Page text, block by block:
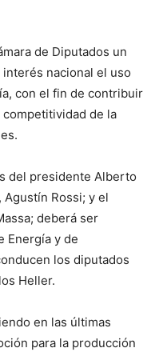
de Diputados un
nacional el uso
con el fin de contribuir
de la
del presidente Alberto
Rossi; y el
deberá ser
Energía y de
los diputados
Heller.
en las últimas
para la producción